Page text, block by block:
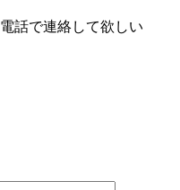
電話で連絡して欲しい